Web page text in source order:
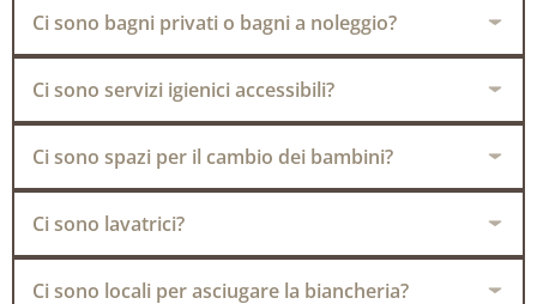
Ci sono bagni privati o bagni a noleggio?
Ci sono servizi igienici accessibili?
Ci sono spazi per il cambio dei bambini?
Ci sono lavatrici?
Ci sono locali per asciugare la biancheria?